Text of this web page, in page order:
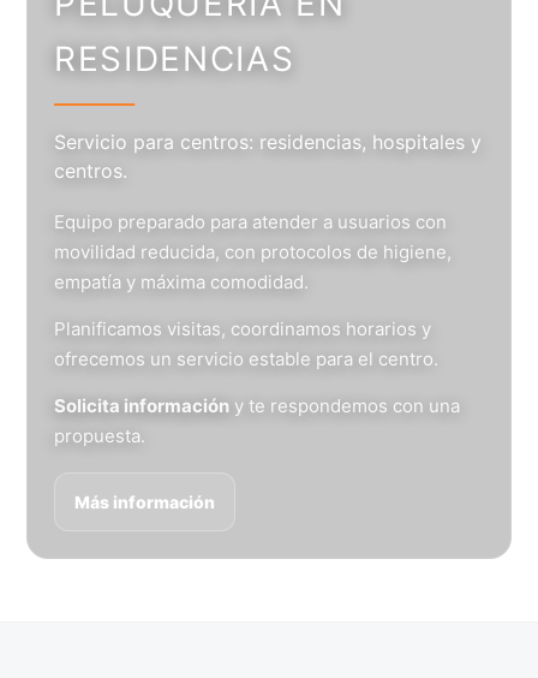
RESIDENCIAS
Servicio para centros: residencias, hospitales y
centros.
Equipo preparado para atender a usuarios con
movilidad reducida, con protocolos de higiene,
empatía y máxima comodidad.
Planificamos visitas, coordinamos horarios y
ofrecemos un servicio estable para el centro.
Solicita información y te respondemos con una
propuesta.
Más información